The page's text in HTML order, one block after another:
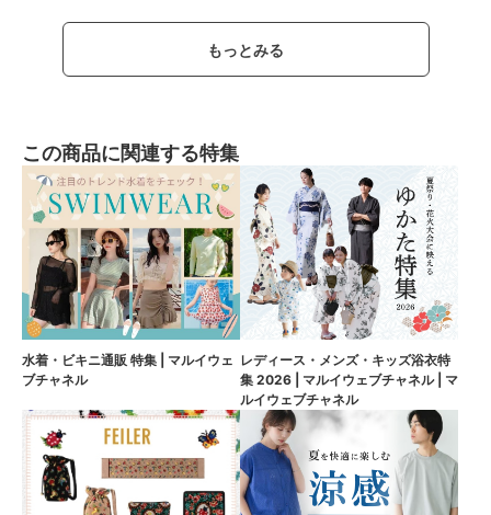
もっとみる
この商品に関連する特集
水着・ビキニ通販 特集 | マルイウェ
ブチャネル
レディース・メンズ・キッズ浴衣特
集 2026 | マルイウェブチャネル | マ
ルイウェブチャネル